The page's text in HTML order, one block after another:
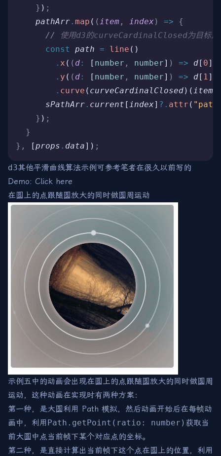
    }
) ;
    pathArr
. map ( ( item , index ) => {
      //
使用d3的curveCardinalClosed为目标点
      const
path = line ()
        .
x ( ( d : [ number , number] ) => d[ 0])
        .
y ( ( d : [ number , number] ) => d[ 1 ])
        .
curve ( curveCardinalClosed)( item
      sPathArr
. current [ index] ?. attr (
    }
) ;
  }
},
[props . data]) ;
d3其他平滑曲线算法示例可参考笔者在很久以前写的
Demo: Click here
在圆上的点跟随圆放大的同时做圆周运动
示例五中的动画会出现在圆上的点跟随圆放大的同时做圆周
运动，这种动画在实现时有两种方案：
第一种，是大圆利用 Path 模拟，然后动画开始后在每帧动
画中，利用 Path.getPoint(ratio: number) 获取当
前大圆中点当前帧下某个对应点的坐标。
第二种，是直接计算出当前帧下这个点在圆上的位置，利用